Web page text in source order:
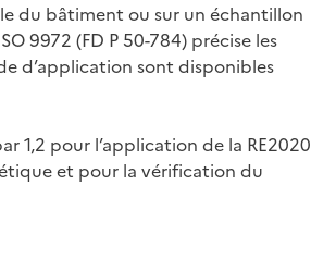
du bâtiment ou sur un échantillon
9972 (FD P 50-784) précise les
d’application sont disponibles
1,2 pour l’application de la RE2020
et pour la vérification du